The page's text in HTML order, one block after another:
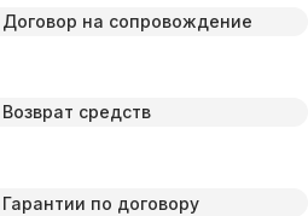
Договор на сопровождение
Возврат средств
Гарантии по договору